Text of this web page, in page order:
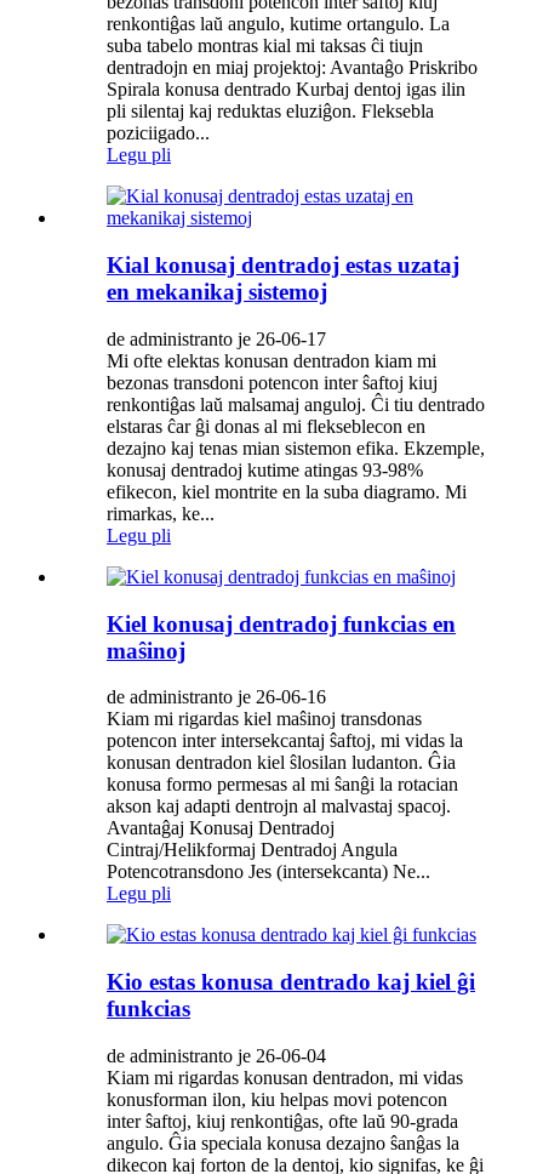
renkontiĝas laŭ angulo, kutime ortangulo. La
suba tabelo montras kial mi taksas ĉi tiujn
dentradojn en miaj projektoj: Avantaĝo Priskribo
Spirala konusa dentrado Kurbaj dentoj igas ilin
pli silentaj kaj reduktas eluziĝon. Fleksebla
poziciigado...
Legu pli
Kial konusaj dentradoj estas uzataj
en mekanikaj sistemoj
de administranto je 26-06-17
Mi ofte elektas konusan dentradon kiam mi
bezonas transdoni potencon inter ŝaftoj kiuj
renkontiĝas laŭ malsamaj anguloj. Ĉi tiu dentrado
elstaras ĉar ĝi donas al mi flekseblecon en
dezajno kaj tenas mian sistemon efika. Ekzemple,
konusaj dentradoj kutime atingas 93-98%
efikecon, kiel montrite en la suba diagramo. Mi
rimarkas, ke...
Legu pli
Kiel konusaj dentradoj funkcias en
maŝinoj
de administranto je 26-06-16
Kiam mi rigardas kiel maŝinoj transdonas
potencon inter intersekcantaj ŝaftoj, mi vidas la
konusan dentradon kiel ŝlosilan ludanton. Ĝia
konusa formo permesas al mi ŝanĝi la rotacian
akson kaj adapti dentrojn al malvastaj spacoj.
Avantaĝaj Konusaj Dentradoj
Cintraj/Helikformaj Dentradoj Angula
Potencotransdono Jes (intersekcanta) Ne...
Legu pli
Kio estas konusa dentrado kaj kiel ĝi
funkcias
de administranto je 26-06-04
Kiam mi rigardas konusan dentradon, mi vidas
konusforman ilon, kiu helpas movi potencon
inter ŝaftoj, kiuj renkontiĝas, ofte laŭ 90-grada
angulo. Ĝia speciala konusa dezajno ŝanĝas la
dikecon kaj forton de la dentoj, kio signifas, ke ĝi